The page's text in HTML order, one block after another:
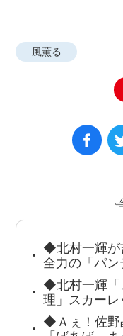
風薫る
◆北村一輝が
全力の「パ
◆北村一輝「
理」スカー
◆Ａぇ！佐野